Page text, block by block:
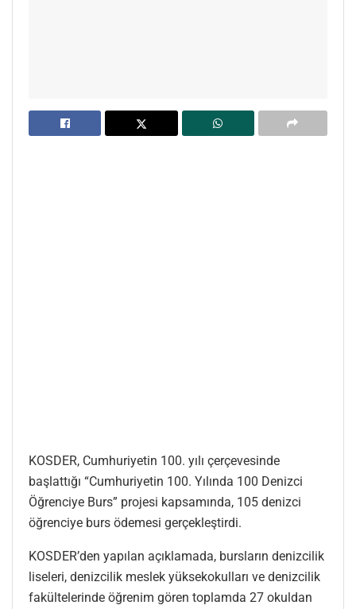
KOSDER, Cumhuriyetin 100. yılı çerçevesinde
başlattığı “Cumhuriyetin 100. Yılında 100 Denizci
Öğrenciye Burs” projesi kapsamında, 105 denizci
öğrenciye burs ödemesi gerçekleştirdi.
KOSDER’den yapılan açıklamada, bursların denizcilik
liseleri, denizcilik meslek yüksekokulları ve denizcilik
fakültelerinde öğrenim gören toplamda 27 okuldan